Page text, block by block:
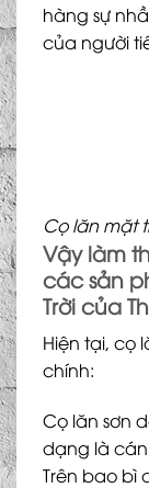
hàng sự
của người
Cọ lăn mặt
Vậy làm
các sản
Trờicủa
Hiện tại, cọ
chính:
Cọ lăn sơn
dạng là
Trên bao bì